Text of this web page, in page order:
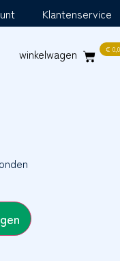
Klantenservice
€